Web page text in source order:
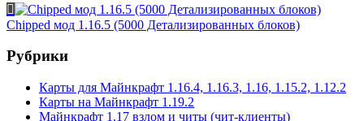
Chipped мод 1.16.5 (5000 Детализированных блоков)
Рубрики
Карты для Майнкрафт 1.16.4, 1.16.3, 1.16, 1.15.2, 1.12.2
Карты на Майнкрафт 1.19.2
Майнкрафт 1.17 взлом и читы (чит-клиенты)